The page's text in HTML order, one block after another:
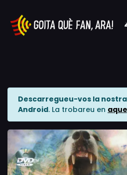
Descarregueu-vos la
Android. La trobareu en